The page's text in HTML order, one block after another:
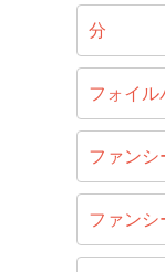
分
フォイル
ファンシ
ファンシ